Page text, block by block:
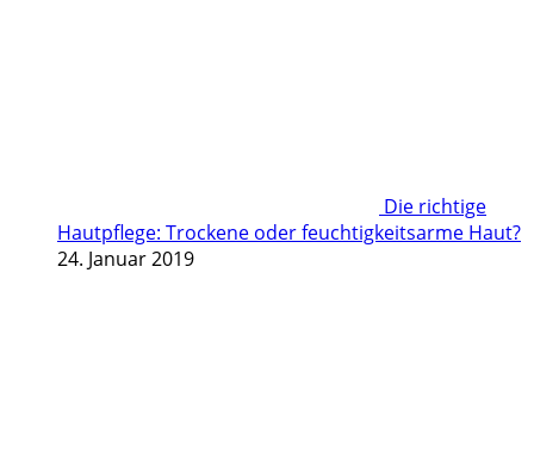
Die richtige
Hautpflege: Trockene oder feuchtigkeitsarme Haut?
24. Januar 2019